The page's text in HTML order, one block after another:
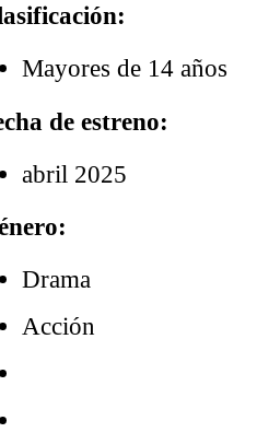
Mayores de 14 años
de estreno:
abril 2025
Drama
Acción